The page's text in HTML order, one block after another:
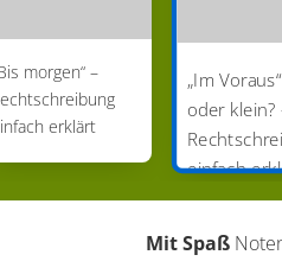
morgen“ –
erklärt
„Im
oder klein?
einfach
Mit Spaß